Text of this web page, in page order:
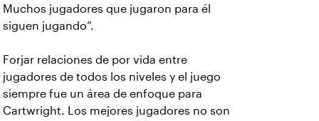
Muchos jugadores que jugaron para él
siguen jugando”.
Forjar relaciones de por vida entre
jugadores de todos los niveles y el juego
siempre fue un área de enfoque para
Cartwright. Los mejores jugadores no son